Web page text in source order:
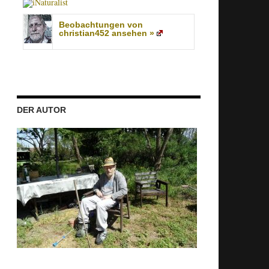
Beobachtungen von
christian452 ansehen »
DER AUTOR